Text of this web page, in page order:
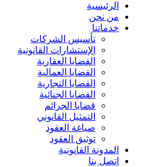
الرئيسية
من نحن
خدماتنا
تأسيس الشركات
الإستشارات القانونية
القضايا العقارية
القضايا العمالية
القضايا التجارية
القضايا الجنائية
قضايا الجرائم
التمثيل القانوني
صياغة العقود
توثيق العقود
المدونة القانونية
اتصل بنا